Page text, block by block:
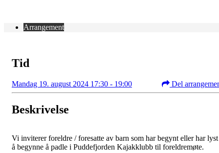
Arrangement
Tid
Mandag 19. august 2024 17:30 - 19:00 Del
Beskrivelse
Vi inviterer foreldre / foresatte av barn som har begynt eller har lyst
å begynne å padle i Puddefjorden Kajakklubb til foreldremøte.